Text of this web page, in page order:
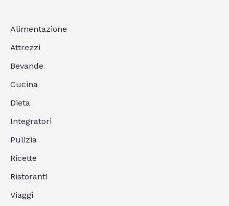
Alimentazione
Attrezzi
Bevande
Cucina
Dieta
Integratori
Pulizia
Ricette
Ristoranti
Viaggi